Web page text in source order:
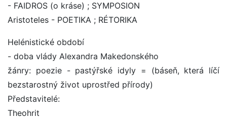
- FAIDROS (o kráse) ; SYMPOSION
Aristoteles - POETIKA ; RÉTORIKA
Helénistické období
- doba vlády Alexandra Makedonského
žánry: poezie - pastýřské idyly = (báseň, která líčí
bezstarostný život uprostřed přírody)
Představitelé:
Theohrit